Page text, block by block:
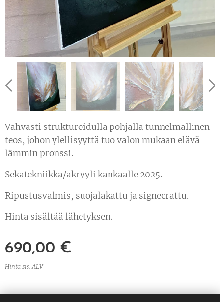
Vahvasti strukturoidulla pohjalla tunnelmallinen
teos, johon ylellisyyttä tuo valon mukaan elävä
lämmin pronssi.
Sekatekniikka/akryyli kankaalle 2025.
Ripustusvalmis, suojalakattu ja signeerattu.
Hinta sisältää lähetyksen.
690,00 €
Hinta sis. ALV